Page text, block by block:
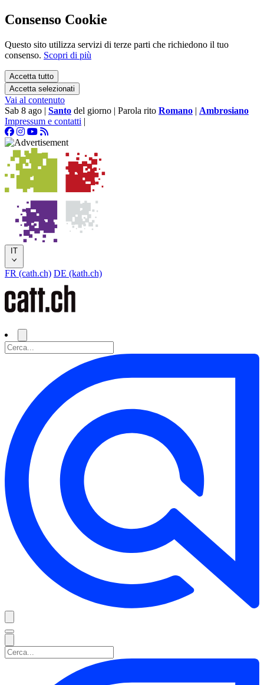
Consenso Cookie
Questo sito utilizza servizi di terze parti che richiedono il tuo
consenso. Scopri di più
Accetta tutto
Accetta selezionati
Vai al contenuto
Sab 8 ago | Santo del giorno | Parola rito Romano | Ambrosiano
Impressum e contatti |
IT
FR (cath.ch) DE (kath.ch)